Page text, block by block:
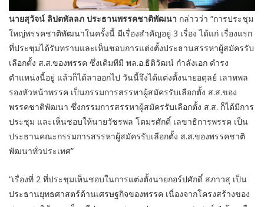
นายสุวัจน์ ลิปตพัลลภ ประธานพรรคชาติพัฒนา กล่าวว่า “การประชุม
ใหญ่พรรคชาติพัฒนาในครั้งนี้ มีเรื่องสำคัญอยู่ 3 เรื่อง ได้แก่ เรื่องแรก
ที่ประชุมได้รับทราบและเห็นชอบการแต่งตั้งประธานสรรหาผู้สมัครรับ
เลือกตั้ง ส.ส.ของพรรค ซึ่งเดิมทีมี พล.อ.ธิติวัฒน์ กำลังเอก ดำรง
ตำแหน่งนี้อยู่ แล้วก็ได้ลาออกไป วันนี้จึงได้แต่งตั้งนายอดุลย์ เลาหพล
รองหัวหน้าพรรค เป็นกรรมการสรรหาผู้สมัครรับเลือกตั้ง ส.ส.ของ
พรรคชาติพัฒนา ซึ่งกรรมการสรรหาผู้สมัครรับเลือกตั้ง ส.ส. ก็ได้มีการ
ประชุม และเห็นชอบให้นายวัชรพล โตมรศักดิ์ เลขาธิการพรรค เป็น
ประธานคณะกรรมการสรรหาผู้สมัครรับเลือกตั้ง ส.ส.ของพรรคชาติ
พัฒนาทั่วประเทศ”
“เรื่องที่ 2 ที่ประชุมเห็นชอบในการแต่งตั้งนายกอร์ปศักดิ์ สภาวสุ เป็น
ประธานยุทธศาสตร์ด้านเศรษฐกิจของพรรค เนื่องจากโครงสร้างของ